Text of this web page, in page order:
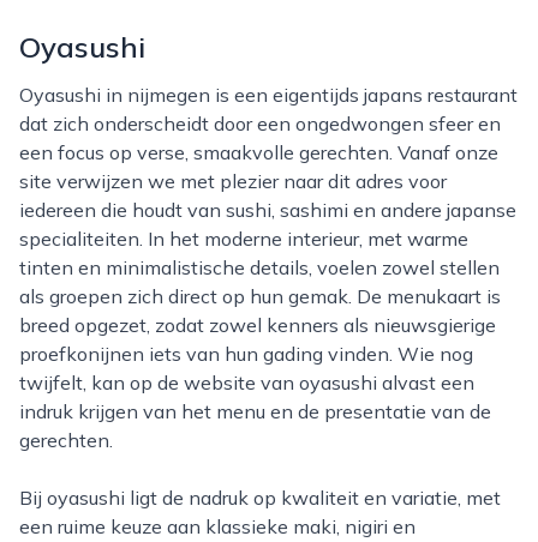
Oyasushi
Oyasushi in nijmegen is een eigentijds japans restaurant
dat zich onderscheidt door een ongedwongen sfeer en
een focus op verse, smaakvolle gerechten. Vanaf onze
site verwijzen we met plezier naar dit adres voor
iedereen die houdt van sushi, sashimi en andere japanse
specialiteiten. In het moderne interieur, met warme
tinten en minimalistische details, voelen zowel stellen
als groepen zich direct op hun gemak. De menukaart is
breed opgezet, zodat zowel kenners als nieuwsgierige
proefkonijnen iets van hun gading vinden. Wie nog
twijfelt, kan op de website van oyasushi alvast een
indruk krijgen van het menu en de presentatie van de
gerechten.
Bij oyasushi ligt de nadruk op kwaliteit en variatie, met
een ruime keuze aan klassieke maki, nigiri en